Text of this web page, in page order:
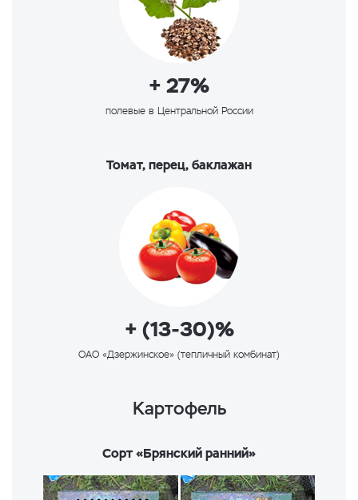
+ 27%
полевые в Центральной России
Томат, перец, баклажан
+ (13-30)%
ОАО «Дзержинское» (тепличный комбинат)
Картофель
Сорт «Брянский ранний»